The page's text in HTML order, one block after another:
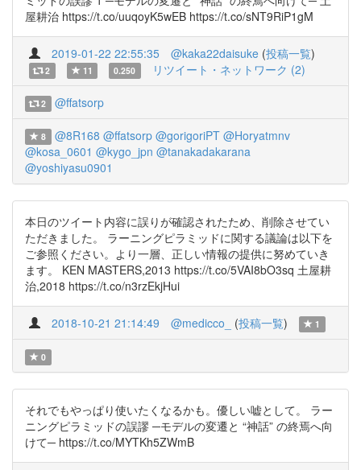
屋耕治 https://t.co/uuqoyK5wEB https://t.co/sNT9RiP1gM
2019-01-22 22:55:35 @kaka22daisuke (投稿一覧)
2 11 0.250 リツイート・ネットワーク (2)
2 @ffatsorp
8 @8R168 @ffatsorp @gorigoriPT @Horyatmnv
@kosa_0601 @kygo_jpn @tanakadakarana
@yoshiyasu0901
本日のツイート内容に誤りが確認されたため、削除させてい
ただきました。 ラーニングピラミッドに関する議論は以下を
ご参照ください。より一層、正しい情報の提供に努めていき
ます。 KEN MASTERS,2013 https://t.co/5VAI8bO3sq 土屋耕
治,2018 https://t.co/n3rzEkjHui
2018-10-21 21:14:49 @medicco_ (投稿一覧) 1
0
それでもやっぱり使いたくなるかも。優しい嘘として。 ラー
ニングピラミッドの誤謬 ─モデルの変遷と “神話” の終焉へ向
けて─ https://t.co/MYTKh5ZWmB